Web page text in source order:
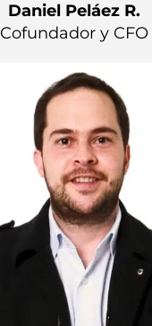
Daniel Peláez R.
Cofundador y CFO